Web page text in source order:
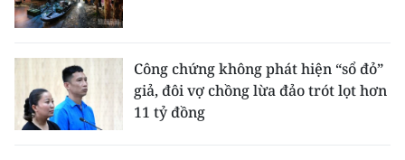
Công chứng không phát hiện “sổ đỏ”
giả, đôi vợ chồng lừa đảo trót lọt hơn
11 tỷ đồng